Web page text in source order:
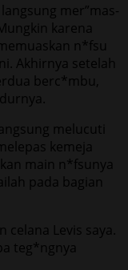
mer”mas-
karena
n*fsu
Akhirnya setelah
berc*mbu,
melucuti
kemeja
main n*fsunya
pada bagian
celana Levis saya.
teg*ngnya